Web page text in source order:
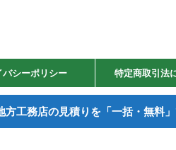
バシーポリシー 特定商取引法
工務店の見積りを「一括・無料」